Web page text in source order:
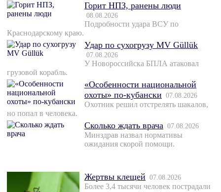
Горит НПЗ, ранены люди
08.08.2026
Подробности удара ВСУ по
Краснодарскому краю.
Удар по сухогрузу MV Güllük
07.08.2026
У Новороссийска БПЛА атаковал
грузовой корабль.
«Особенности национальной
охоты» по-кубански 07.08.2026
Охотник решил отстрелять шакалов,
но попал в человека.
Сколько ждать врача 07.08.2026
Минздрав назвал нормативы
ожидания скорой помощи.
Жертвы клещей 07.08.2026
Более 3,4 тысячи человек пострадали